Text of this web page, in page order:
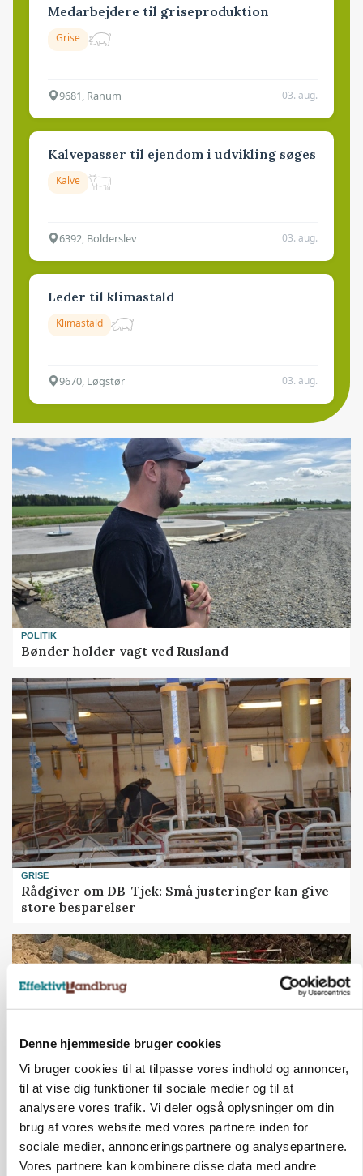
Denne hjemmeside bruger cookies
Vi bruger cookies til at tilpasse vores indhold og annoncer,
til at vise dig funktioner til sociale medier og til at
analysere vores trafik. Vi deler også oplysninger om din
brug af vores website med vores partnere inden for
sociale medier, annonceringspartnere og analysepartnere.
Vores partnere kan kombinere disse data med andre
Medarbejdere til griseproduktion
Grise
9681, Ranum 03. aug.
Kalvepasser til ejendom i udvikling søges
Kalve
6392, Bolderslev 03. aug.
Leder til klimastald
Klimastald
9670, Løgstør 03. aug.
POLITIK
Bønder holder vagt ved Rusland
GRISE
Rådgiver om DB-Tjek: Små justeringer kan give
store besparelser
BUSINESS
Fra mark til mur: Byggeriet kan åbne nyt
marked for biokul